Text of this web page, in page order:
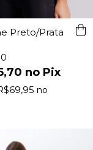
Preto/Prata
Pix